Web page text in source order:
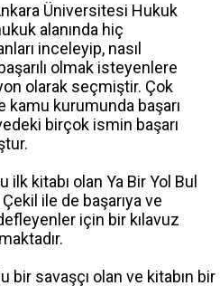
Üniversitesi Hukuk
alanında hiç
inceleyip, nasıl
olmak isteyenlere
olarak seçmiştir. Çok
kamu kurumunda başarı
birçok ismin başarı
ilk kitabı olan Ya Bir Yol Bul
ile de başarıya ve
için bir kılavuz
bir savaşçı olan ve kitabın bir